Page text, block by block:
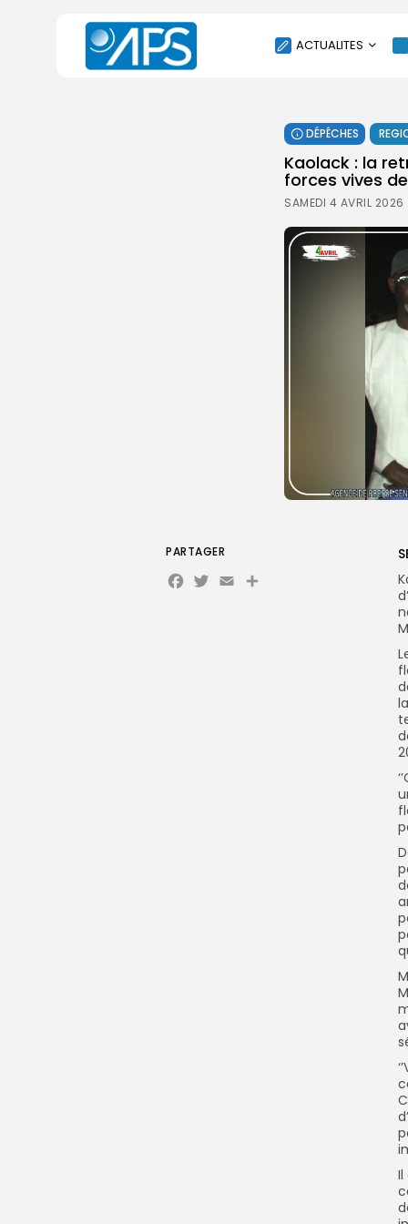
ACTUALITES
SOCIÉTÉ
ÉCONOMIE
CULTURE
ENVIRONNEMENT
DÉPÊCHES
Kaolack : la
forces vives
SAMEDI 4 AVRIL 2026
Il
PARTAGER
Facebook
Twitter
EmailPartager